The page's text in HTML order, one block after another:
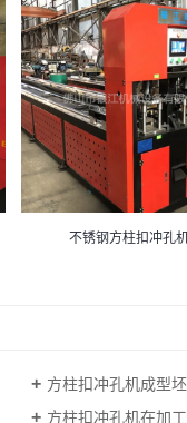
不锈钢方柱扣冲孔
方柱扣冲孔机成型
方柱扣冲孔机在加